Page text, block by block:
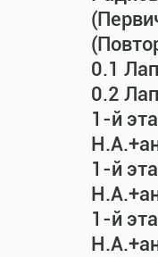
0.1
0.2
1-й
1-й
1-й